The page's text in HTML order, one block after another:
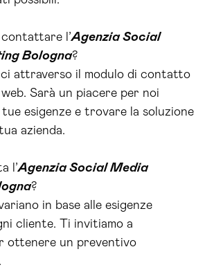
contattare l’Agenzia Social
Bologna?
attraverso il modulo di contatto
Sarà un piacere per noi
esigenze e trovare la soluzione
azienda.
l’Agenzia Social Media
?
in base alle esigenze
cliente. Ti invitiamo a
ottenere un preventivo